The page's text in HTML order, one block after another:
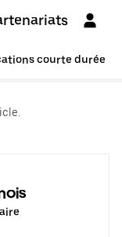
courte durée